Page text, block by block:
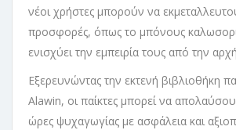
νέοι χρήστες μπορούν να
προσφορές, όπως το μπόνους
ενισχύει την εμπειρία τους από την
Εξερευνώντας την εκτενή βιβλιοθήκη
Alawin, οι παίκτες μπορεί να
ώρες ψυχαγωγίας με ασφάλεια και